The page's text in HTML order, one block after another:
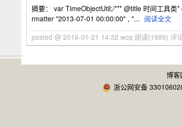
摘要： var TimeObjectUtil;/*** @title 时间工具
rmatter "2013-07-01 00:00:00" , "... 阅读全文
posted @ 2016-01-21 14:32 wcq 阅读(1989) 评
博客
浙公网安备